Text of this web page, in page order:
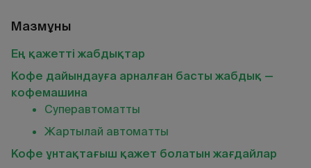
Мазмұны
Ең қажетті жабдықтар
Кофе дайындауға арналған басты жабдық —
кофемашина
Суперавтоматты
Жартылай автоматты
Кофе ұнтақтағыш қажет болатын жағдайлар